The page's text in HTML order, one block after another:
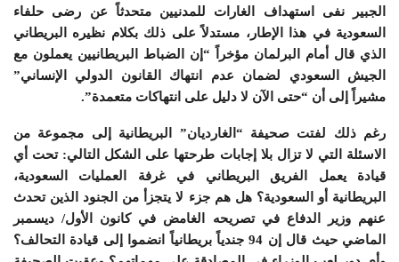
الجبير نفى استهداف الغارات للمدنيين متحدثاً عن رضى حلفاء
السعودية في هذا الإطار، مستدلاً على ذلك بكلام نظيره البريطاني
الذي قال أمام البرلمان مؤخراً “إن الضباط البريطانيين يعملون مع
الجيش السعودي لضمان عدم انتهاك القانون الدولي الإنساني”
مشيراً إلى أن “حتى الآن لا دليل على انتهاكات متعمدة”.
رغم ذلك لفتت صحيفة “الغارديان” البريطانية إلى مجموعة من
الاسئلة التي لا تزال بلا إجابات طرحتها على الشكل التالي: تحت أي
قيادة يعمل الفريق البريطاني في غرفة العمليات السعودية،
البريطانية أو السعودية؟ هل هم جزء لا يتجزأ من الجنود الذين تحدث
عنهم وزير الدفاع في تصريحه الغامض في كانون الأول/ ديسمبر
الماضي حيث قال إن 94 جندياً بريطانياً انضموا إلى قيادة التحالف؟